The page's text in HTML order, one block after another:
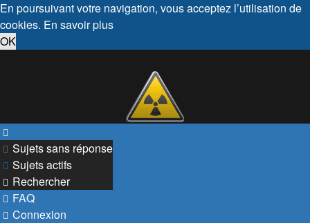
En poursuivant votre navigation, vous acceptez l’utilisation de
cookies. En savoir plus
OK
Sujets sans réponse
Sujets actifs
Rechercher
FAQ
Connexion